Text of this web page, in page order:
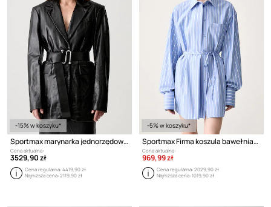
-15% w koszyku*
Sportmax marynarka jednorzędowa skórzana damska
Cena aktualna:
3529,90 zł
Cena regularna:4419,90 zł
Najniższa cena:2119,90 zł
-5% w koszyku*
Sportmax Firma koszula bawełniana damska
Cena aktualna:
969,99 zł
Cena regularna:2029,90 zł
Najniższa cena:1019,90 zł